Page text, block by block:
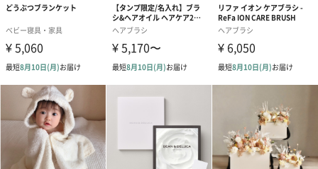
スキンケアグッズ
スキンケアグッズを同梱してお届けします。